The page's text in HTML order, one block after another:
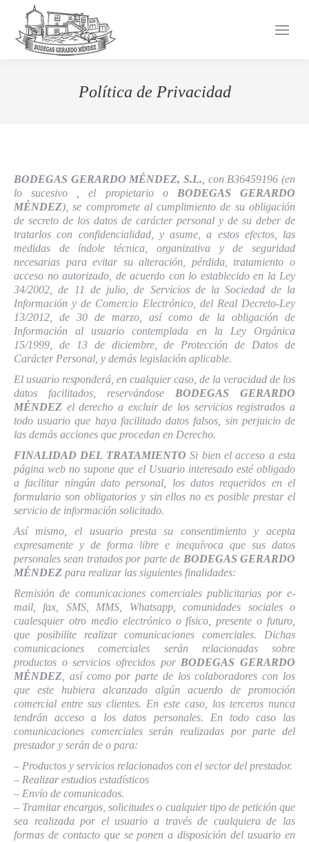
Política de Privacidad
BODEGAS GERARDO MÉNDEZ, S.L. , con B36459196 (en
lo sucesivo , el propietario o BODEGAS GERARDO
MÉNDEZ), se compromete al cumplimiento de su obligación
de secreto de los datos de carácter personal y de su deber de
tratarlos con confidencialidad, y asume, a estos efectos, las
medidas de índole técnica, organizativa y de seguridad
necesarias para evitar su alteración, pérdida, tratamiento o
acceso no autorizado, de acuerdo con lo establecido en la Ley
34/2002, de 11 de julio, de Servicios de la Sociedad de la
Información y de Comercio Electrónico, del Real Decreto-Ley
13/2012, de 30 de marzo, así como de la obligación de
Información al usuario contemplada en la Ley Orgánica
15/1999, de 13 de diciembre, de Protección de Datos de
Carácter Personal, y demás legislación aplicable.
El usuario responderá, en cualquier caso, de la veracidad de los
datos facilitados, reservándose BODEGAS GERARDO
MÉNDEZ el derecho a excluir de los servicios registrados a
todo usuario que haya facilitado datos falsos, sin perjuicio de
las demás acciones que procedan en Derecho.
FINALIDAD DEL TRATAMIENTOSi bien el acceso a esta
página web no supone que el Usuario interesado esté obligado
a facilitar ningún dato personal, los datos requeridos en el
formulario son obligatorios y sin ellos no es posible prestar el
servicio de información solicitado.
Así mismo, el usuario presta su consentimiento y acepta
expresamente y de forma libre e inequívoca que sus datos
personales sean tratados por parte de BODEGAS GERARDO
MÉNDEZ para realizar las siguientes finalidades:
Remisión de comunicaciones comerciales publicitarias por e-
mail, fax, SMS, MMS, Whatsapp, comunidades sociales o
cualesquier otro medio electrónico o físico, presente o futuro,
que posibilite realizar comunicaciones comerciales. Dichas
comunicaciones comerciales serán relacionadas sobre
productos o servicios ofrecidos por BODEGAS GERARDO
MÉNDEZ , así como por parte de los colaboradores con los
que este hubiera alcanzado algún acuerdo de promoción
comercial entre sus clientes. En este caso, los terceros nunca
tendrán acceso a los datos personales. En todo caso las
comunicaciones comerciales serán realizadas por parte del
prestador y serán de o para:
– Productos y servicios relacionados con el sector del prestador.
– Realizar estudios estadísticos
– Envío de comunicados.
– Tramitar encargos, solicitudes o cualquier tipo de petición que
sea realizada por el usuario a través de cualquiera de las
formas de contacto que se ponen a disposición del usuario en